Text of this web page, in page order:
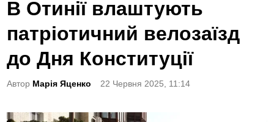
s
e
d
i
В Отинії влаштують
патріотичний велозаїзд
до Дня Конституції
Автор Марія Яценко 22 Червня 2025, 11:14